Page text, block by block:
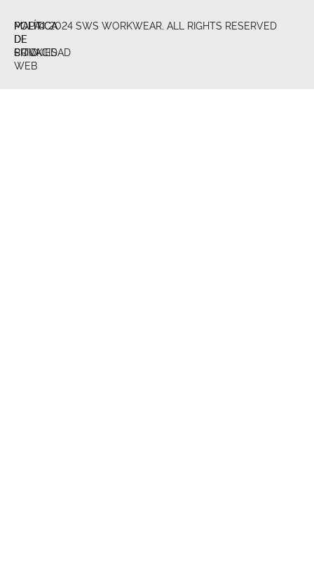
© 2024 SWS WORKWEAR, ALL RIGHTS RESERVED
POLÍTICA
DE
PRIVACIDAD
POLÍTICA
DE
COOKIES
MAPA
DE
SITIO
WEB